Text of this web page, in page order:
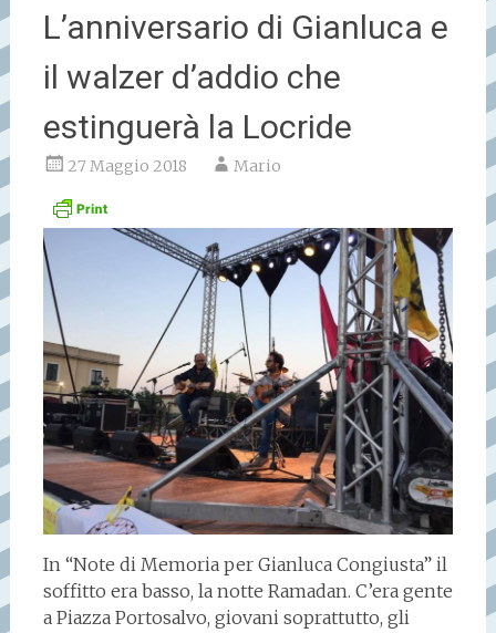
L’anniversario di Gianluca e
il walzer d’addio che
estinguerà la Locride
27 Maggio 2018 Mario
In “Note di Memoria per Gianluca Congiusta” il
soffitto era basso, la notte Ramadan. C’era gente
a Piazza Portosalvo, giovani soprattutto, gli